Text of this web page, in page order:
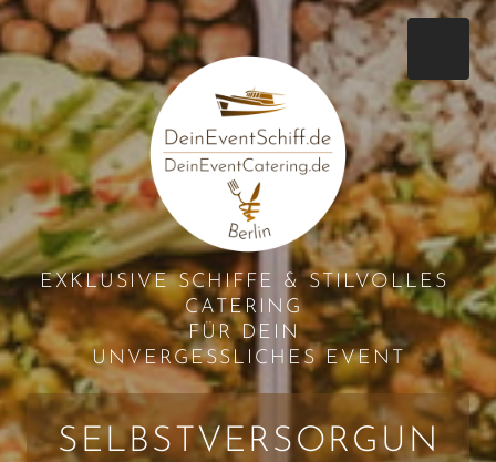
EXKLUSIVE SCHIFFE & STILVOLLES
CATERING
FÜR DEIN
UNVERGESSLICHES EVENT
SELBSTVERSORGUN